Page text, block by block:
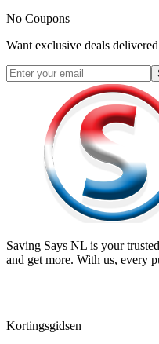
No Coupons
Want exclusive deals
Saving Says NL is your
and get more. With us, every
Kortingsgidsen